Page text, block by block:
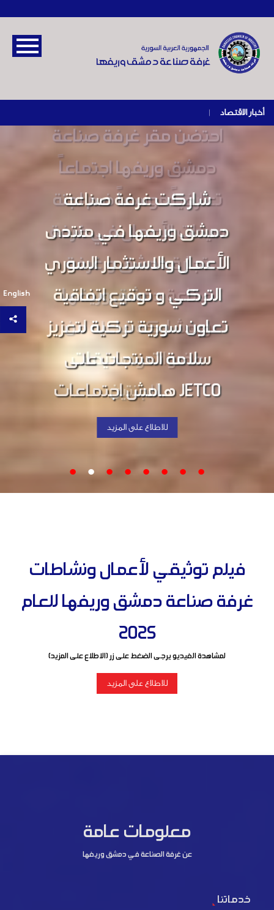
أخبار الاقتصاد |
English
احتضن مقر غرفة صناعة
دمشق وريفها اجتماعاً
تعارفياً موسعاً ضم لجنة
سيدات الأعمال في غرفة
تجارة دمشق و غرفة
صناعة دمشق وريفها
وبمشاركة فاعلة من
عضوات وصديقات
اللجنتين.
للاطلاع على المزيد
فيلم توثيقي لأعمال ونشاطات
غرفة صناعة دمشق وريفها للعام
2025
لمشاهدة الفيديو يرجى الضغط على زر (الاطلاع على المزيد)
للاطلاع على المزيد
معلومات عامة
عن غرفة الصناعة في دمشق وريفها
خدماتنا